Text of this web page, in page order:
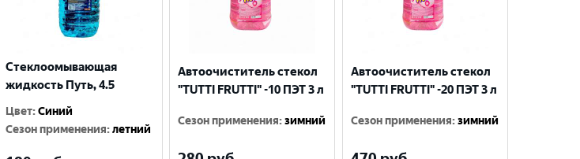
Стеклоомывающая
жидкость Путь, 4.5
Цвет:Синий
Сезон применения:летний
Автоочиститель стекол
"TUTTI FRUTTI" -10 ПЭТ 3 л
Сезон применения:зимний
Автоочиститель стекол
"TUTTI FRUTTI" -20 ПЭТ 3 л
Сезон применения:зимний